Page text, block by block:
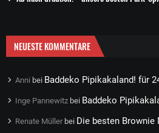
NEUESTE KOMMENTARE
Anni bei Baddeko Pipikakaland! für
Inge Pannewitz bei Baddeko
Renate Müller bei Die besten Brownie